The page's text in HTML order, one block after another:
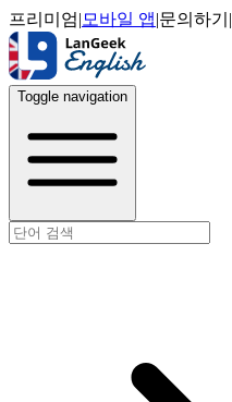
프리미엄| 모바일 앱|문의하기 |
Toggle navigation